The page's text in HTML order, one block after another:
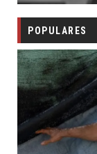
POPULARES